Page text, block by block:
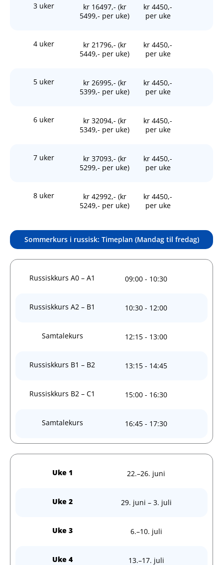
3 uker
kr 16497,- (kr
5499,- per uke)
kr 4450,-
per uke
4 uker
kr 21796,- (kr
5449,- per uke)
kr 4450,-
per uke
5 uker
kr 26995,- (kr
5399,- per uke)
kr 4450,-
per uke
6 uker
kr 32094,- (kr
5349,- per uke)
kr 4450,-
per uke
7 uker
kr 37093,- (kr
5299,- per uke)
kr 4450,-
per uke
8 uker
kr 42992,- (kr
5249,- per uke)
kr 4450,-
per uke
Sommerkurs i russisk: Timeplan (Mandag til fredag)
Russiskkurs A0 – A1 09:00 - 10:30
Russiskkurs A2 – B1 10:30 - 12:00
Samtalekurs 12:15 - 13:00
Russiskkurs B1 – B2 13:15 - 14:45
Russiskkurs B2 – C1 15:00 - 16:30
Samtalekurs 16:45 - 17:30
Uke 1 22.–26. juni
Uke 2 29. juni – 3. juli
Uke 3 6.–10. juli
Uke 4 13.–17. juli